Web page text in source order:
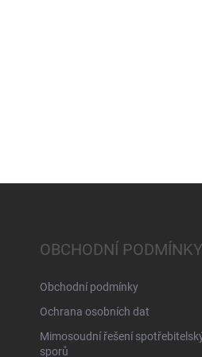
OBCHODNÍ PODMÍNKY
Obchodní podmínky
Ochrana osobních dat
Mimosoudní řešení
sporů